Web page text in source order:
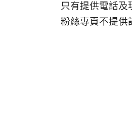
只有提供電話及
粉絲專頁不提供